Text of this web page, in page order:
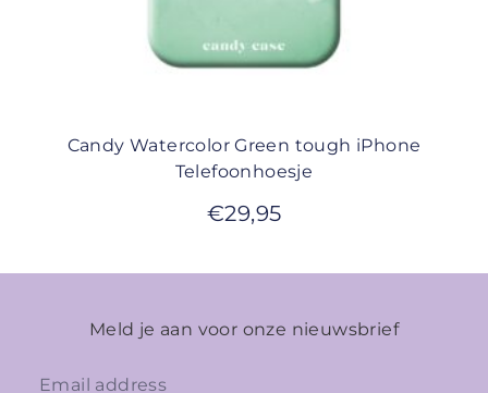
Candy Watercolor Green tough iPhone
Telefoonhoesje
€29,95
Meld je aan voor onze nieuwsbrief